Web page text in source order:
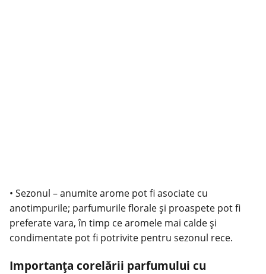
• Sezonul – anumite arome pot fi asociate cu
anotimpurile; parfumurile florale și proaspete pot fi
preferate vara, în timp ce aromele mai calde și
condimentate pot fi potrivite pentru sezonul rece.
Importanța corelării parfumului cu